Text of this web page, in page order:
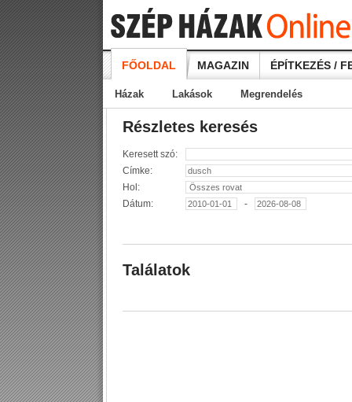
FŐOLDAL MAGAZIN ÉPÍTKEZÉS /
Házak Lakások Megrendelés
Részletes keresés
Keresett szó:
Címke:
Hol:
Dátum:
-
Találatok